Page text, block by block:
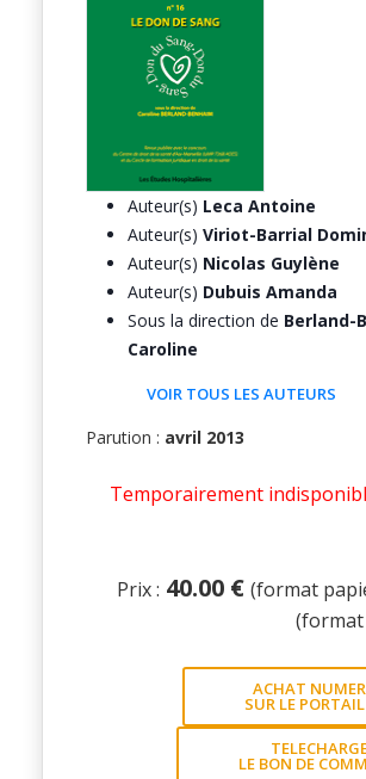
Auteur(s) Leca Antoine
Auteur(s) Viriot-Barrial
Auteur(s) Nicolas Guylène
Auteur(s) Dubuis Amanda
Sous la direction de Berland-
Caroline
VOIR TOUS LES AUTEURS
Parution : avril 2013
Temporairement
Prix : 40.00 € (format
ACHAT
SUR LE
LE BON DE